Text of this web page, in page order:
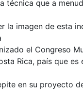
técnica que a
la imagen de esta
el Congreso
Rica, país que
en su proyecto